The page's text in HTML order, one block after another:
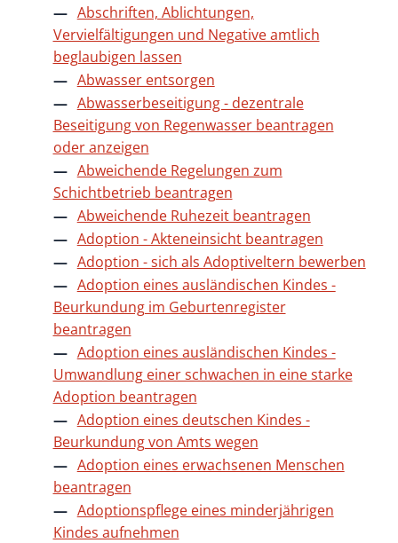
Abschriften, Ablichtungen,
Vervielfältigungen und Negative amtlich
beglaubigen lassen
Abwasser entsorgen
Abwasserbeseitigung - dezentrale
Beseitigung von Regenwasser beantragen
oder anzeigen
Abweichende Regelungen zum
Schichtbetrieb beantragen
Abweichende Ruhezeit beantragen
Adoption - Akteneinsicht beantragen
Adoption - sich als Adoptiveltern bewerben
Adoption eines ausländischen Kindes -
Beurkundung im Geburtenregister
beantragen
Adoption eines ausländischen Kindes -
Umwandlung einer schwachen in eine starke
Adoption beantragen
Adoption eines deutschen Kindes -
Beurkundung von Amts wegen
Adoption eines erwachsenen Menschen
beantragen
Adoptionspflege eines minderjährigen
Kindes aufnehmen